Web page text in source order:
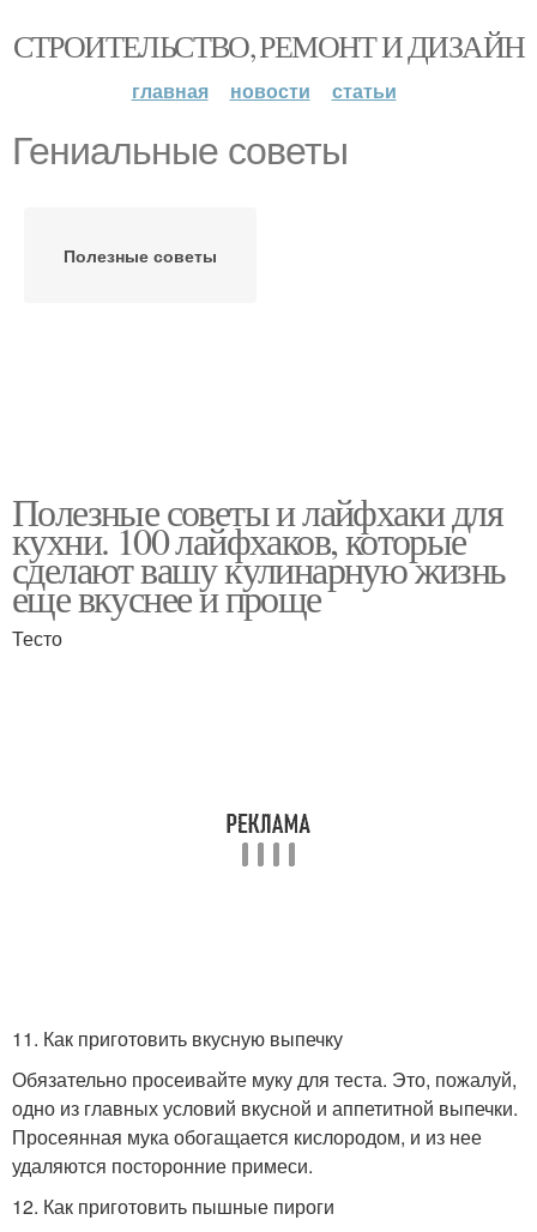
СТРОИТЕЛЬСТВО, РЕМОНТ И ДИЗАЙН
главная новости статьи
Гениальные советы
Полезные советы
Полезные советы и лайфхаки для
кухни. 100 лайфхаков, которые
сделают вашу кулинарную жизнь
еще вкуснее и проще
Тесто
11. Как приготовить вкусную выпечку
Обязательно просеивайте муку для теста. Это, пожалуй,
одно из главных условий вкусной и аппетитной выпечки.
Просеянная мука обогащается кислородом, и из нее
удаляются посторонние примеси.
12. Как приготовить пышные пироги